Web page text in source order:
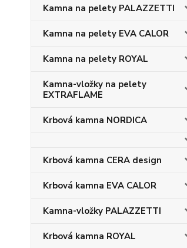
Kamna na pelety PALAZZETTI
Kamna na pelety EVA CALOR
Kamna na pelety ROYAL
Kamna-vložky na pelety
EXTRAFLAME
Krbová kamna NORDICA
Krbová kamna CERA design
Krbová kamna EVA CALOR
Kamna-vložky PALAZZETTI
Krbová kamna ROYAL